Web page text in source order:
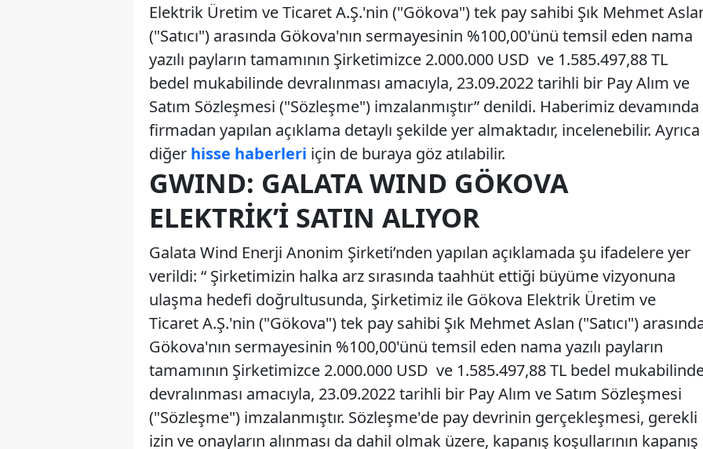
Elektrik Üretim ve Ticaret A.Ş.'nin ("Gökova") tek pay sahibi Şık Mehmet
("Satıcı") arasında Gökova'nın sermayesinin %100,00'ünü temsil eden nama
yazılı payların tamamının Şirketimizce 2.000.000 USD ve 1.585.497,88 TL
bedel mukabilinde devralınması amacıyla, 23.09.2022 tarihli bir Pay Alım ve
Satım Sözleşmesi ("Sözleşme") imzalanmıştır” denildi. Haberimiz devamında
firmadan yapılan açıklama detaylı şekilde yer almaktadır, incelenebilir. Ayrıca
diğer hisse haberleri için de buraya göz atılabilir.
GWIND: GALATA WIND GÖKOVA
ELEKTRIK’I SATIN ALIYOR
Galata Wind Enerji Anonim Şirketi’nden yapılan açıklamada şu ifadelere yer
verildi: “ Şirketimizin halka arz sırasında taahhüt ettiği büyüme vizyonuna
ulaşma hedefi doğrultusunda, Şirketimiz ile Gökova Elektrik Üretim ve
Ticaret A.Ş.'nin ("Gökova") tek pay sahibi Şık Mehmet Aslan ("Satıcı")
Gökova'nın sermayesinin %100,00'ünü temsil eden nama yazılı payların
tamamının Şirketimizce 2.000.000 USD ve 1.585.497,88 TL bedel
devralınması amacıyla, 23.09.2022 tarihli bir Pay Alım ve Satım Sözleşmesi
("Sözleşme") imzalanmıştır. Sözleşme'de pay devrinin gerçekleşmesi, gerekli
izin ve onayların alınması da dahil olmak üzere, kapanış koşullarının kapanış